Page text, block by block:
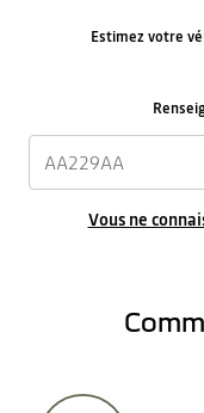
Estimez votre
Vous ne